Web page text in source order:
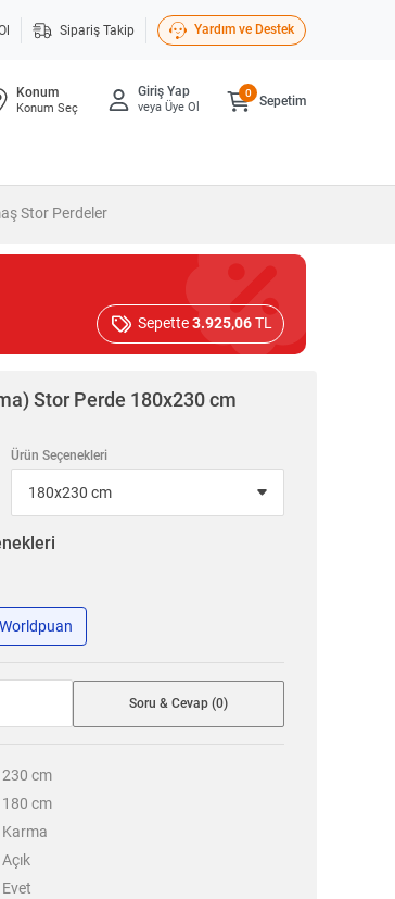
Sipariş Takip Yardım ve Destek
Konum
Konum Seç
Giriş Yap
veya Üye Ol Sepetim
0
Stor Perdeler
Sepette3.925,06TL
Stor Perde 180x230 cm
Ürün Seçenekleri
Soru & Cevap (0)
230 cm
180 cm
Karma
Açık
Evet